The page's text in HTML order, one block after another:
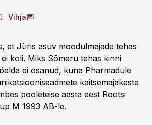
Vihja
et Jüris asuv moodulmajade tehas
ei koli. Miks Sõmeru tehas kinni
ei osanud, kuna Pharmadule
kaitsemajakeste
pooleteise aasta eest Rootsi
M 1993 AB-le.